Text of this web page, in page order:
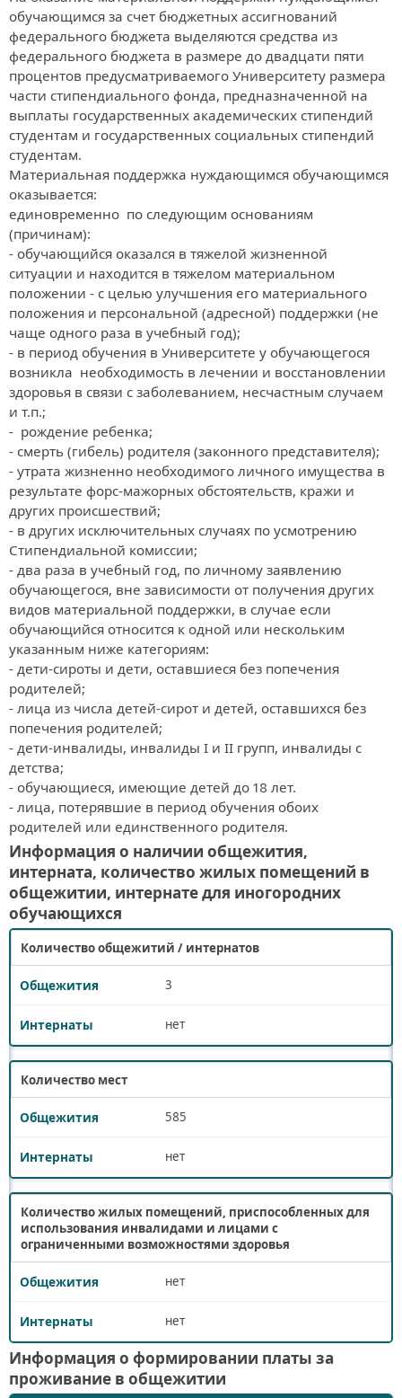
обучающимся за счет бюджетных ассигнований
федерального бюджета выделяются средства из
федерального бюджета в размере до двадцати пяти
процентов предусматриваемого Университету размера
части стипендиального фонда, предназначенной на
выплаты государственных академических стипендий
студентам и государственных социальных стипендий
студентам.
Материальная поддержка нуждающимся обучающимся
оказывается:
единовременно  по следующим основаниям
(причинам):
- обучающийся оказался в тяжелой жизненной
ситуации и находится в тяжелом материальном
положении - с целью улучшения его материального
положения и персональной (адресной) поддержки (не
чаще одного раза в учебный год);
- в период обучения в Университете у обучающегося
возникла  необходимость в лечении и восстановлении
здоровья в связи с заболеванием, несчастным случаем
и т.п.;
-  рождение ребенка;
- смерть (гибель) родителя (законного представителя);
- утрата жизненно необходимого личного имущества в
результате форс-мажорных обстоятельств, кражи и
других происшествий;
- в других исключительных случаях по усмотрению
Стипендиальной комиссии;
- два раза в учебный год, по личному заявлению
обучающегося, вне зависимости от получения других
видов материальной поддержки, в случае если
обучающийся относится к одной или нескольким
указанным ниже категориям:
- дети-сироты и дети, оставшиеся без попечения
родителей;
- лица из числа детей-сирот и детей, оставшихся без
попечения родителей;
- дети-инвалиды, инвалиды I и II групп, инвалиды с
детства;
- обучающиеся, имеющие детей до 18 лет.
- лица, потерявшие в период обучения обоих
родителей или единственного родителя.
Информация о наличии общежития,
интерната, количество жилых помещений в
общежитии, интернате для иногородних
обучающихся
Количество общежитий / интернатов
3
нет
Количество мест
585
нет
Количество жилых помещений, приспособленных для
использования инвалидами и лицами с
ограниченными возможностями здоровья
нет
нет
Информация о формировании платы за
проживание в общежитии